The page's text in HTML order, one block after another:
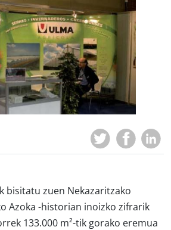
bisitatu zuen Nekazaritzako
Azoka -historian inoizko zifrarik
133.000 m²-tik gorako eremua